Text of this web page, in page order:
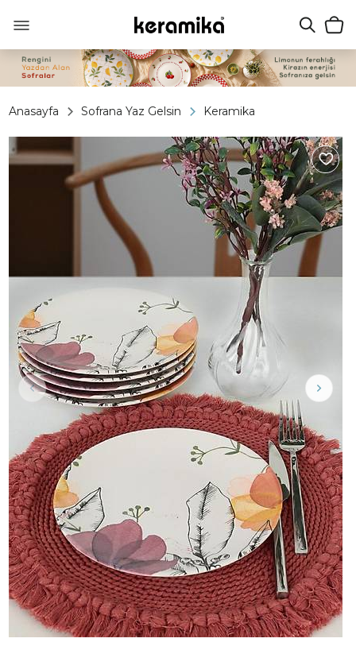
Anasayfa Sofrana Yaz Gelsin Keramika